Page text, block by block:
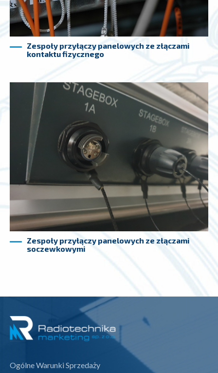
Zespoły przyłączy panelowych ze złączami
kontaktu fizycznego
Zespoły przyłączy panelowych ze złączami
soczewkowymi
Ogólne Warunki Sprzedaży